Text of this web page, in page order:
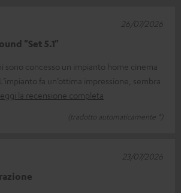
"Set 5.1"
sono concesso un impianto home cinema
fa un’ottima impressione, sembra
Leggi la recensione completa
(tradotto automaticamente *)
26/07/2026
23/07/2026